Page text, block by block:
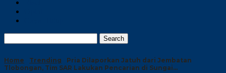
Home Trending
Pria Dilaporkan Jatuh dari Jembatan
Tlobongan, Tim SAR Lakukan Pencarian di Sungai...